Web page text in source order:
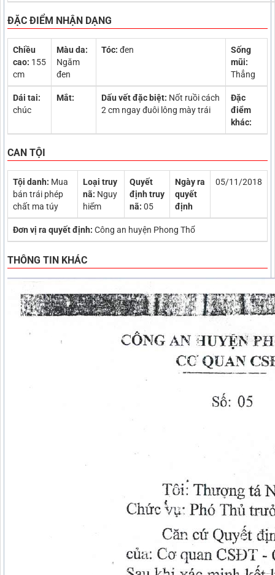
ĐẶC ĐIỂM NHẬN DẠNG
Chiều
cao: 155
cm
Màu da:
Ngăm
đen
Tóc: đen
Sống
mũi:
Thẳng
Dái tai:
chúc
Mắt: Dấu vết đặc biệt: Nốt ruồi cách
2 cm ngay đuôi lông mày trái
Đặc
điểm
khác:
CAN TỘI
Tội danh: Mua
bán trái phép
chất ma túy
Loại truy
nã: Nguy
hiểm
Quyết
định truy
nã: 05
Ngày ra
quyết
định
05/11/2018
Đơn vị ra quyết định: Công an huyện Phong Thổ
THÔNG TIN KHÁC